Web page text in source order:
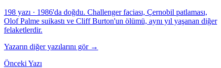
198 yazı · 1986'da doğdu. Challenger faciası, Çernobil patlaması,
Olof Palme suikastı ve Cliff Burton'un ölümü, aynı yıl yaşanan diğer
felaketlerdir.
Yazarın diğer yazılarını gör →
Önceki Yazı